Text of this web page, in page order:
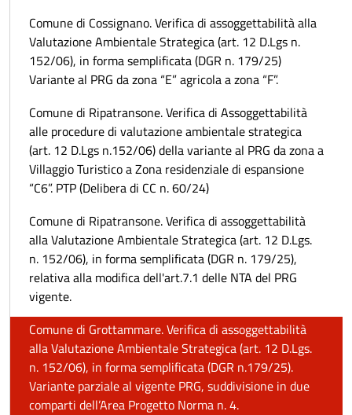
Comune di Cossignano. Verifica di assoggettabilità alla
Valutazione Ambientale Strategica (art. 12 D.Lgs n.
152/06), in forma semplificata (DGR n. 179/25)
Variante al PRG da zona “E” agricola a zona “F”.
Comune di Ripatransone. Verifica di Assoggettabilità
alle procedure di valutazione ambientale strategica
(art. 12 D.Lgs n.152/06) della variante al PRG da zona a
Villaggio Turistico a Zona residenziale di espansione
“C6”. PTP (Delibera di CC n. 60/24)
Comune di Ripatransone. Verifica di assoggettabilità
alla Valutazione Ambientale Strategica (art. 12 D.Lgs.
n. 152/06), in forma semplificata (DGR n. 179/25),
relativa alla modifica dell'art.7.1 delle NTA del PRG
vigente.
Comune di Grottammare. Verifica di assoggettabilità
alla Valutazione Ambientale Strategica (art. 12 D.Lgs.
n. 152/06), in forma semplificata (DGR n.179/25).
Variante parziale al vigente PRG, suddivisione in due
comparti dell’Area Progetto Norma n. 4.